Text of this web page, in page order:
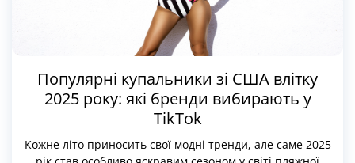
Популярні купальники зі США влітку
2025 року: які бренди вибирають у
TikTok
Кожне літо приносить свої модні тренди, але саме 2025